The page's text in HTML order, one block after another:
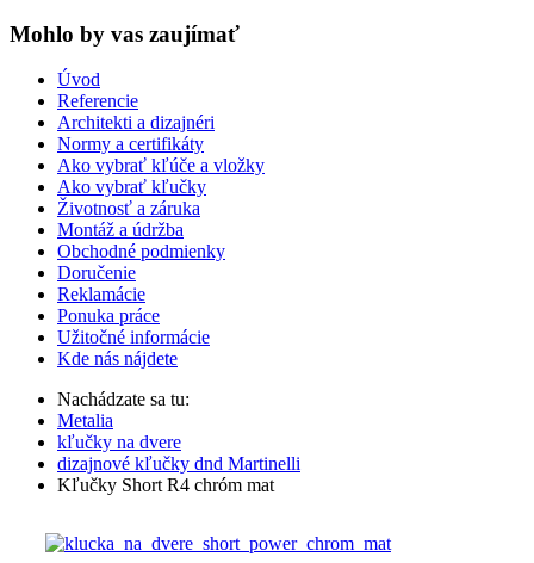
Mohlo by vas zaujímať
Úvod
Referencie
Architekti a dizajnéri
Normy a certifikáty
Ako vybrať kľúče a vložky
Ako vybrať kľučky
Životnosť a záruka
Montáž a údržba
Obchodné podmienky
Doručenie
Reklamácie
Ponuka práce
Užitočné informácie
Kde nás nájdete
Nachádzate sa tu:
Metalia
kľučky na dvere
dizajnové kľučky dnd Martinelli
Kľučky Short R4 chróm mat